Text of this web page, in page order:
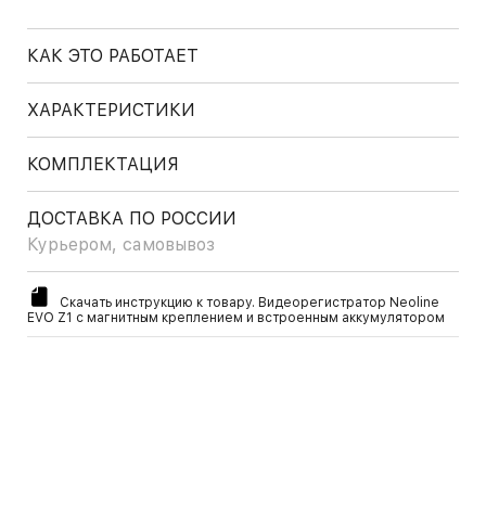
КАК ЭТО РАБОТАЕТ
ХАРАКТЕРИСТИКИ
КОМПЛЕКТАЦИЯ
ДОСТАВКА ПО РОССИИ
Курьером, самовывоз
Скачать инструкцию к товару. Видеорегистратор Neoline
EVO Z1 с магнитным креплением и встроенным аккумулятором